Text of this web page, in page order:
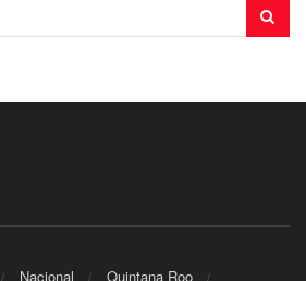
Nacional Quintana Roo